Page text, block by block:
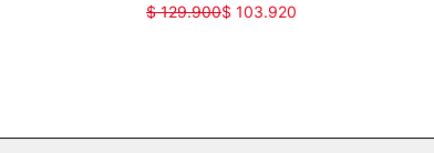
$ 103.920
$ 129.900